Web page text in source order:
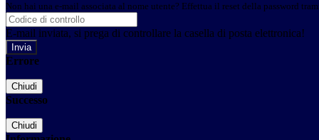
Non hai una e-mail associata al nome utente? Effettua il reset della password
E-mail inviata, si prega di controllare la casella di posta elettronica!
Errore
Chiudi
Successo
Chiudi